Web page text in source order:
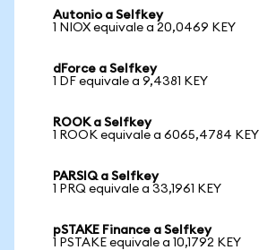
Autonio a Selfkey
1 NIOX equivale a 20,0469 KEY
dForce a Selfkey
1 DF equivale a 9,4381 KEY
ROOK a Selfkey
1 ROOK equivale a 6065,4784 KEY
PARSIQ a Selfkey
1 PRQ equivale a 33,1961 KEY
pSTAKE Finance a Selfkey
1 PSTAKE equivale a 10,1792 KEY